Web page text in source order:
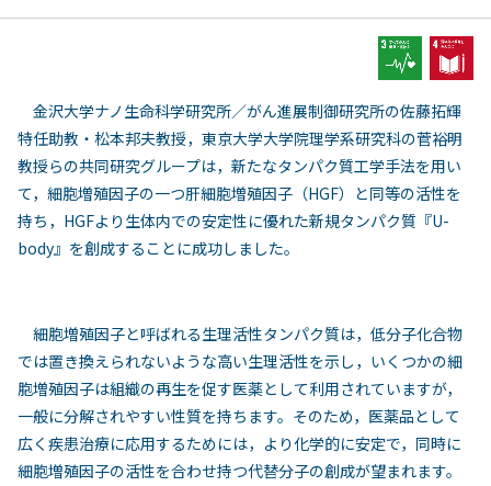
金沢大学ナノ生命科学研究所／がん進展制御研究所の佐藤拓輝
特任助教・松本邦夫教授，東京大学大学院理学系研究科の菅裕明
教授らの共同研究グループは，新たなタンパク質工学手法を用い
て，細胞増殖因子の一つ肝細胞増殖因子（HGF）と同等の活性を
持ち，HGFより生体内での安定性に優れた新規タンパク質『U-
body』を創成することに成功しました。
細胞増殖因子と呼ばれる生理活性タンパク質は，低分子化合物
では置き換えられないような高い生理活性を示し，いくつかの細
胞増殖因子は組織の再生を促す医薬として利用されていますが，
一般に分解されやすい性質を持ちます。そのため，医薬品として
広く疾患治療に応用するためには，より化学的に安定で，同時に
細胞増殖因子の活性を合わせ持つ代替分子の創成が望まれます。